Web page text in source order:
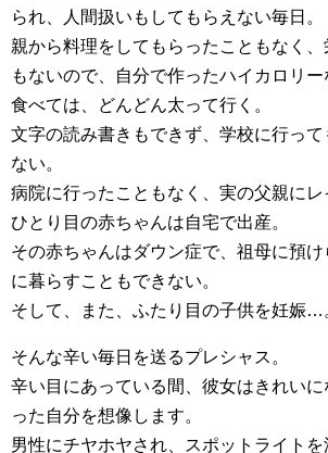
られ、人間扱いもしてもらえない毎日。
親から料理をしてもらったこともなく
もないので、自分で作ったハイカロリ
食べては、どんどん太って行く。
文字の読み書きもできず、学校に行っ
ない。
病院に行ったこともなく、実の父親に
ひとり目の赤ちゃんは自宅で出産。
その赤ちゃんはダウン症で、祖母に預
に暮らすこともできない。
そして、また、ふたり目の子供を妊娠…
そんな辛い毎日を送るプレシャス。
辛い目にあっている間、彼女はきれい
った自分を想像します。
男性にチヤホヤされ、スポットライト